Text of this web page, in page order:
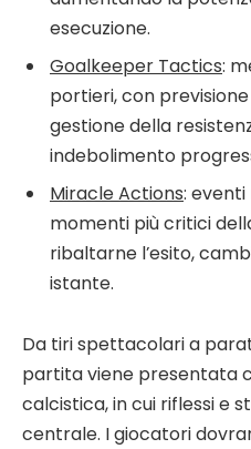
esecuzione.
Goalkeeper Tactics:
portieri, con
gestione della
indebolimento
Miracle Actions: eventi
momenti più critici
ribaltarne l’esito,
istante.
Da tiri spettacolari a
partita viene presentata
calcistica, in cui riflessi e
centrale. I giocatori